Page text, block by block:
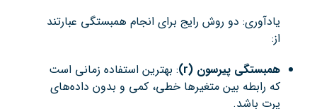
یادآوری: دو روش رایج برای انجام همبستگی عبارتند
از:
همبستگی پیرسون (r) : بهترین استفاده زمانی است
که رابطه بین متغیرها خطی، کمی و بدون داده‌های
پرت باشد.